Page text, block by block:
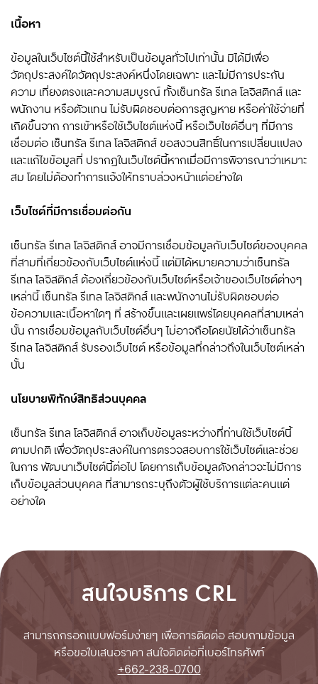
เนื้อหา
ข้อมูลในเว็บไซต์นี้ใช้สำหรับเป็นข้อมูลทั่วไปเท่านั้น มิได้มีเพื่อ
วัตถุประสงค์ใดวัตถุประสงค์หนึ่งโดยเฉพาะ และไม่มีการประกัน
ความ เที่ยงตรงและความสมบูรณ์ ทั้งเซ็นทรัล รีเทล โลจิสติกส์ และ
พนักงาน หรือตัวแทน ไม่รับผิดชอบต่อการสูญหาย หรือค่าใช้จ่ายที่
เกิดขึ้นจาก การเข้าหรือใช้เว็บไซต์แห่งนี้ หรือเว็บไซต์อื่นๆ ที่มีการ
เชื่อมต่อ เซ็นทรัล รีเทลโลจิสติกส์ ขอสงวนสิทธิ์ในการเปลี่ยนแปลง
และแก้ไขข้อมูลที่ ปรากฏในเว็บไซต์นี้หากเมื่อมีการพิจารณาว่าเหมาะ
สม โดยไม่ต้องทำการแจ้งให้ทราบล่วงหน้าแต่อย่างใด
เว็บไซต์ที่มีการเชื่อมต่อกัน
เซ็นทรัล รีเทล โลจิสติกส์ อาจมีการเชื่อมข้อมูลกับเว็บไซต์ของบุคคล
ที่สามที่เกี่ยวข้องกับเว็บไซต์แห่งนี้ แต่มิได้หมายความว่าเซ็นทรัล
รีเทล โลจิสติกส์ ต้องเกี่ยวข้องกับเว็บไซต์หรือเจ้าของเว็บไซต์ต่างๆ
เหล่านี้ เซ็นทรัล รีเทลโลจิสติกส์ และพนักงานไม่รับผิดชอบต่อ
ข้อความและเนื้อหาใดๆ ที่ สร้างขึ้นและเผยแพร่โดยบุคคลที่สามเหล่า
นั้น การเชื่อมข้อมูลกับเว็บไซต์อื่นๆ ไม่อาจถือโดยนัยได้ว่าเซ็นทรัล
รีเทล โลจิสติกส์ รับรองเว็บไซต์ หรือข้อมูลที่กล่าวถึงในเว็บไซต์เหล่า
นั้น
นโยบายพิทักษ์สิทธิส่วนบุคคล
เซ็นทรัล รีเทล โลจิสติกส์ อาจเก็บข้อมูลระหว่างที่ท่านใช้เว็บไซต์นี้
ตามปกติ เพื่อวัตถุประสงค์ในการตรวจสอบการใช้เว็บไซต์และช่วย
ในการ พัฒนาเว็บไซต์นี้ต่อไป โดยการเก็บข้อมูลดังกล่าวจะไม่มีการ
เก็บข้อมูลส่วนบุคคล ที่สามารถระบุถึงตัวผู้ใช้บริการแต่ละคนแต่
อย่างใด
สนใจบริการ CRL
สามารถกรอกแบบฟอร์มง่ายๆ เพื่อการติดต่อ สอบถามข้อมูล
หรือขอใบเสนอราคา สนใจติดต่อที่เบอร์โทรศัพท์
+662-238-0700